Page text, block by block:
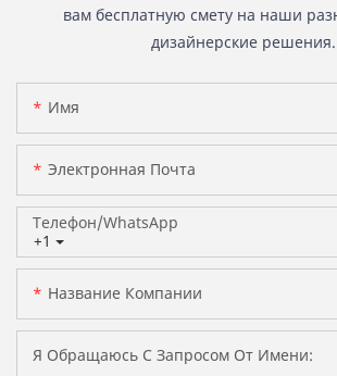
вам бесплатную смету на наши
дизайнерские решения.
Имя
Электронная Почта
+1
Телефон/WhatsApp
Название Компании
Я Обращаюсь С Запросом От Имени: